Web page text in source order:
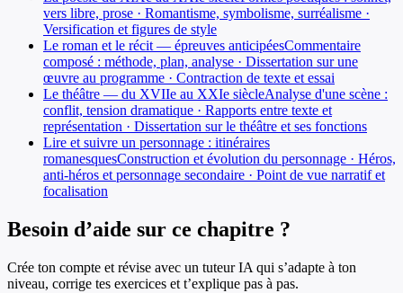
vers libre, prose · Romantisme, symbolisme, surréalisme ·
Versification et figures de style
Le roman et le récit — épreuves anticipéesCommentaire
composé : méthode, plan, analyse · Dissertation sur une
œuvre au programme · Contraction de texte et essai
Le théâtre — du XVIIe au XXIe siècleAnalyse d'une scène :
conflit, tension dramatique · Rapports entre texte et
représentation · Dissertation sur le théâtre et ses fonctions
Lire et suivre un personnage : itinéraires
romanesquesConstruction et évolution du personnage · Héros,
anti-héros et personnage secondaire · Point de vue narratif et
focalisation
Besoin d’aide sur ce chapitre ?
Crée ton compte et révise avec un tuteur IA qui s’adapte à ton
niveau, corrige tes exercices et t’explique pas à pas.